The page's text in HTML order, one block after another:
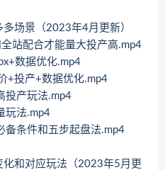
场景（2023年4月更新）
站配合才能量大投产高.mp4
数据优化.mp4
+投产+数据优化.mp4
投产玩法.mp4
玩法.mp4
备条件和五步起盘法.mp4
和对应玩法（2023年5月更